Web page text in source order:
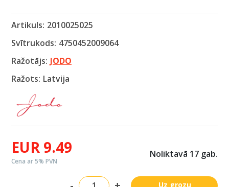
Artikuls: 2010025025
Svītrukods: 4750452009064
Ražotājs: JODO
Ražots: Latvija
EUR 9.49
Cena ar 5% PVN
Noliktavā 17 gab.
Uz grozu